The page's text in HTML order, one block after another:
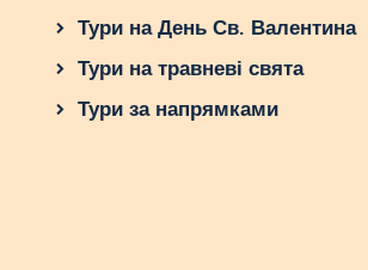
Тури на День Св. Валентина
Тури на травневі свята
Тури за напрямками